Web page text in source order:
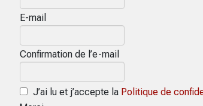
E-mail
Confirmation de l’e-mail
J’ai lu et j’accepte la Politique de